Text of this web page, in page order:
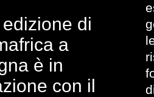
di
a
è in
con il